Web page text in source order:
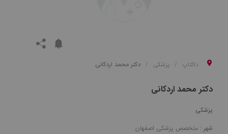
داکتاپ پزشکی دکتر محمد اردکانی
دکتر محمد اردکانی
پزشکی
شهر : متخصص پزشکی اصفهان